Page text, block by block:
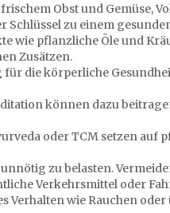
Obst und Gemüse,
Schlüssel zu einem
wie pflanzliche Öle und
Zusätzen.
die körperliche
können dazu
oder TCM setzen auf
zu belasten.
Verkehrsmittel oder
Verhalten wie Rauchen